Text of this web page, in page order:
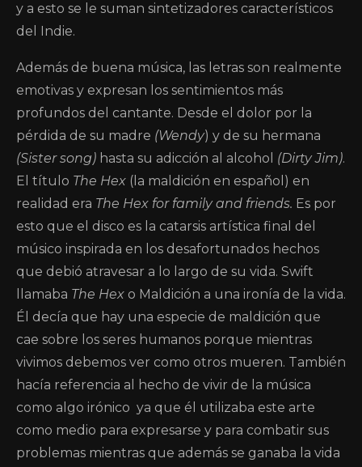
y a esto se le suman sintetizadores característicos
del Indie.
Además de buena música, las letras son realmente
emotivas y expresan los sentimientos más
profundos del cantante. Desde el dolor por la
pérdida de su madre (Wendy) y de su hermana
(Sister song) hasta su adicción al alcohol (Dirty Jim).
El título The Hex (la maldición en español) en
realidad era The Hex for family and friends. Es por
esto que el disco es la catarsis artística final del
músico inspirada en los desafortunados hechos
que debió atravesar a lo largo de su vida. Swift
llamaba The Hex o Maldición a una ironía de la vida.
Él decía que hay una especie de maldición que
cae sobre los seres humanos porque mientras
vivimos debemos ver como otros mueren. También
hacía referencia al hecho de vivir de la música
como algo irónico ya que él utilizaba este arte
como medio para expresarse y para combatir sus
problemas mientras que además se ganaba la vida